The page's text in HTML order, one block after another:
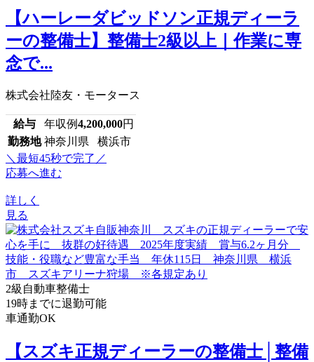
【ハーレーダビッドソン正規ディーラ
ーの整備士】整備士2級以上｜作業に専
念で...
株式会社陸友・モータース
給与 年収例4,200,000円
勤務地 神奈川県 横浜市
＼最短45秒で完了／
応募へ進む
詳しく
見る
2級自動車整備士
19時までに退勤可能
車通勤OK
【スズキ正規ディーラーの整備士│整備